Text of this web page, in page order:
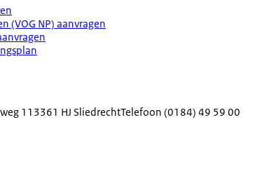
(VOG NP) aanvragen
11 3361 HJ SliedrechtTelefoon (0184) 49 59 00